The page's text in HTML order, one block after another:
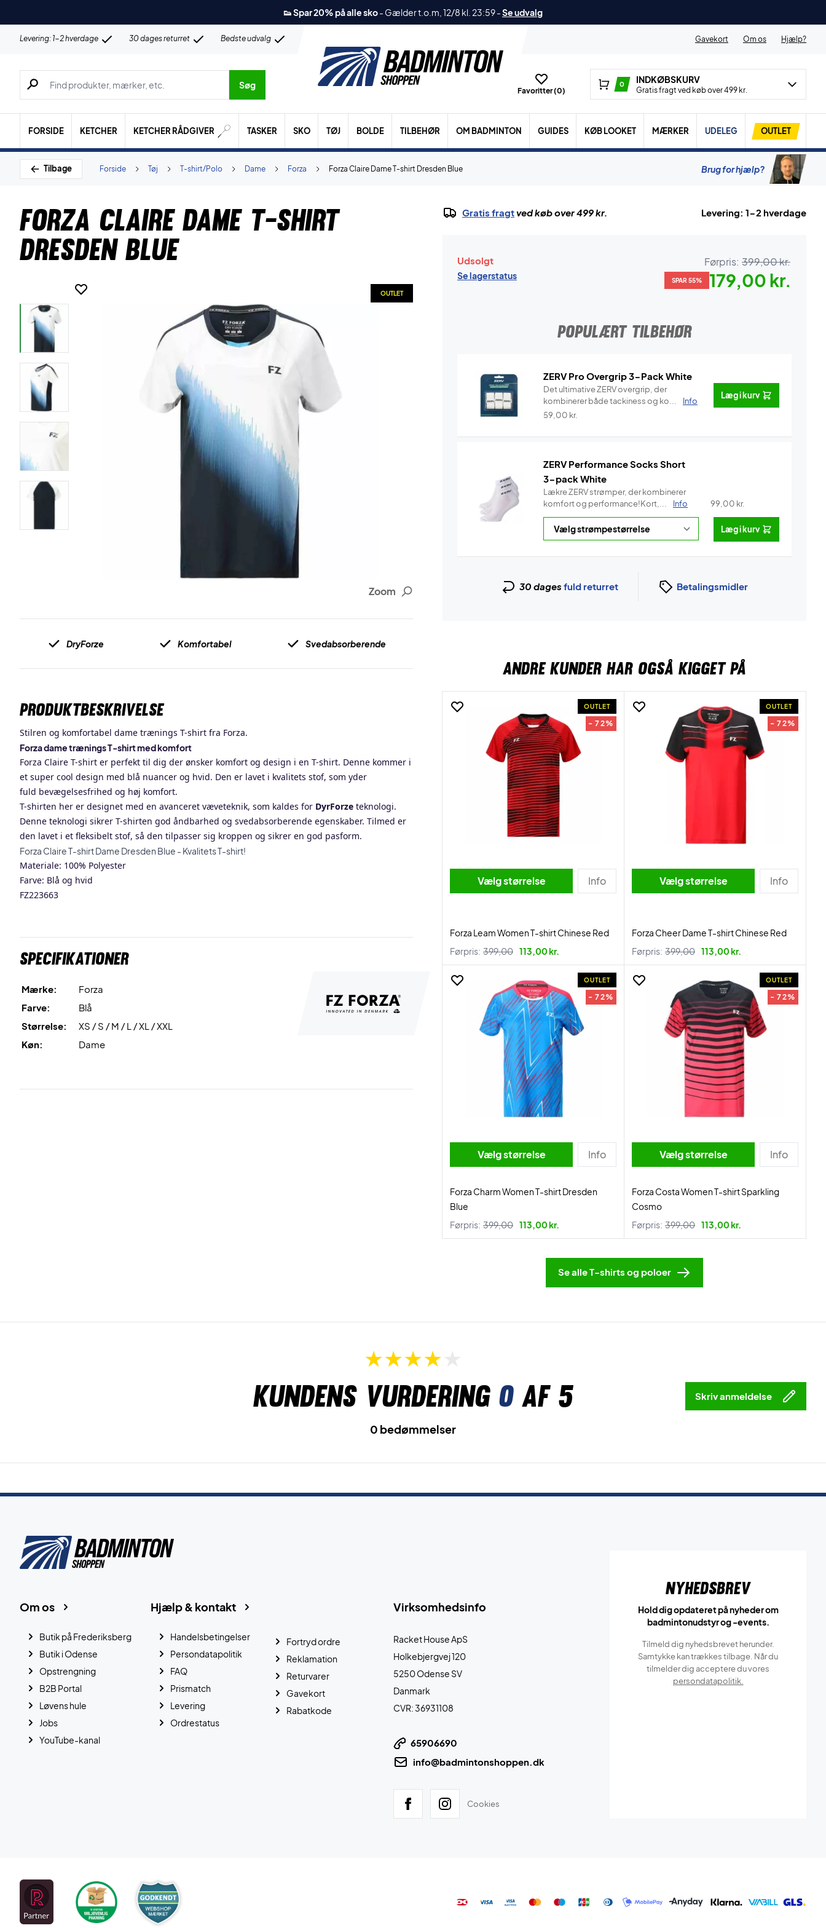
👟 Spar 20% på alle sko- Gælder t.o.m, 12/8 kl. 23:59-Se udvalg
Levering: 1-2 hverdage 30 dages returret Bedste udvalg Gavekort Om os Hjælp?
Søg efter produkter, mærker etc.
Søg
Favoritter (0)
0 INDKØBSKURV
Gratis fragt ved køb over 499 kr.
FORSIDE KETCHER KETCHER RÅDGIVER TASKER SKO TØJ BOLDE TILBEHØR OM BADMINTON GUIDES KØB LOOKET MÆRKER UDELEG OUTLET
Tilbage Forza Claire Dame T-shirt Dresden Blue
Forza
Dame
T-shirt/Polo
Tøj
Forside Brug for hjælp?
Forza Claire Dame T-shirt
Dresden Blue
Zoom
OUTLET
DryForze Komfortabel Svedabsorberende
PRODUKTBESKRIVELSE
Stilren og komfortabel dame trænings T-shirt fra Forza.
Forza dame trænings T-shirt med komfort
Forza Claire T-shirt er perfekt til dig der ønsker komfort og design i en T-shirt. Denne kommer i
et super cool design med blå nuancer og hvid. Den er lavet i kvalitets stof, som yder
fuld bevægelsesfrihed og høj komfort.
T-shirten her er designet med en avanceret væveteknik, som kaldes for DyrForze teknologi.
Denne teknologi sikrer T-shirten god åndbarhed og svedabsorberende egenskaber. Tilmed er
den lavet i et fleksibelt stof, så den tilpasser sig kroppen og sikrer en god pasform.
Forza Claire T-shirt Dame Dresden Blue - Kvalitets T-shirt!
Materiale: 100% Polyester
Farve: Blå og hvid
FZ223663
Specifikationer
Mærke:
Forza
Farve:
Blå
Størrelse:
XS / S / M / L / XL / XXL
Køn:
Dame
Gratis fragtved køb over 499 kr. Levering: 1-2 hverdage
Udsolgt
Se lagerstatus
Førpris: 399,00 kr.
SPAR 55% 179,00 kr.
POPULÆRT TILBEHØR
ZERV Pro Overgrip 3-Pack White
Det ultimative ZERV overgrip, der
kombinerer både tackiness og ko...
Info
59,00 kr.
Læg i kurv
ZERV Performance Socks Short
3-pack White
Lækre ZERV strømper, der kombinerer
komfort og performance!Kort,...
Info 99,00 kr.
Læg i kurv
30 dages fuld returret Betalingsmidler
ANDRE KUNDER HAR OGSÅ KIGGET PÅ
OUTLET
- 72%
Vælg størrelse Info
Forza Leam Women T-shirt Chinese Red
Førpris: 399,00 113,00 kr.
OUTLET
- 72%
Vælg størrelse Info
Forza Cheer Dame T-shirt Chinese Red
Førpris: 399,00 113,00 kr.
OUTLET
- 72%
Vælg størrelse Info
Forza Charm Women T-shirt Dresden
Blue
Førpris: 399,00 113,00 kr.
OUTLET
- 72%
Vælg størrelse Info
Forza Costa Women T-shirt Sparkling
Cosmo
Førpris: 399,00 113,00 kr.
Se alle T-shirts og poloer
Kundens vurdering 0af 5 Skriv anmeldelse
0 bedømmelser
Virksomhedsinfo
Racket House ApS
Holkebjergvej 120
5250 Odense SV
Danmark
CVR: 36931108
65906690
info@badmintonshoppen.dk
Cookies
Hjælp & kontakt
Handelsbetingelser
Persondatapolitik
FAQ
Prismatch
Levering
Ordrestatus
Fortryd ordre
Reklamation
Returvarer
Gavekort
Rabatkode
Om os
Butik på Frederiksberg
Butik i Odense
Opstrengning
B2B Portal
Løvens hule
Jobs
YouTube-kanal
Nyhedsbrev
Hold dig opdateret på nyheder om
badmintonudstyr og -events.
Tilmeld dig nyhedsbrevet herunder.
Samtykke kan trækkes tilbage. Når du
tilmelder dig acceptere du vores
persondatapolitik.